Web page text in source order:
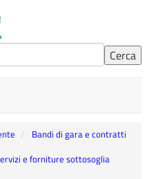
Bandi di gara e contratti
e forniture sottosoglia